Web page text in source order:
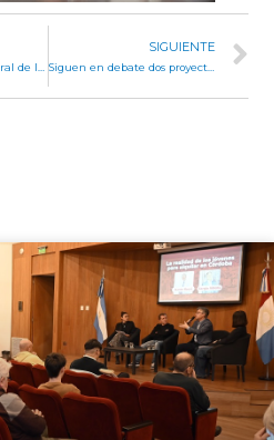
SIGUIENTE
Siguen en debate dos proyectos referidos a la idoneidad de los candidatos a cargos